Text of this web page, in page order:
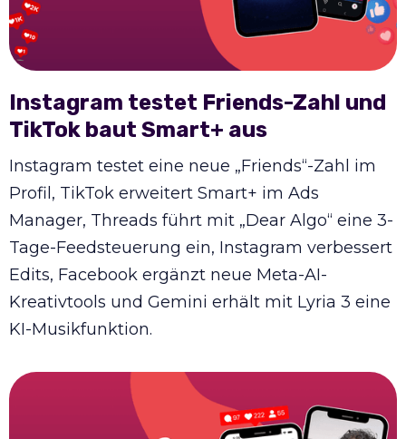
Instagram testet Friends-Zahl und
TikTok baut Smart+ aus
Instagram testet eine neue „Friends“-Zahl im
Profil, TikTok erweitert Smart+ im Ads
Manager, Threads führt mit „Dear Algo“ eine 3-
Tage-Feedsteuerung ein, Instagram verbessert
Edits, Facebook ergänzt neue Meta-AI-
Kreativtools und Gemini erhält mit Lyria 3 eine
KI-Musikfunktion.